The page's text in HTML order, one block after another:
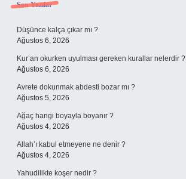
Sidebar
Son Yazılar
Düşünce kalça çıkar mı ?
Ağustos 6, 2026
Kur’an okurken uyulması gereken kurallar nelerdir ?
Ağustos 6, 2026
Avrete dokunmak abdesti bozar mı ?
Ağustos 5, 2026
Ağaç hangi boyayla boyanır ?
Ağustos 4, 2026
Allah’ı kabul etmeyene ne denir ?
Ağustos 4, 2026
Yahudilikte koşer nedir ?